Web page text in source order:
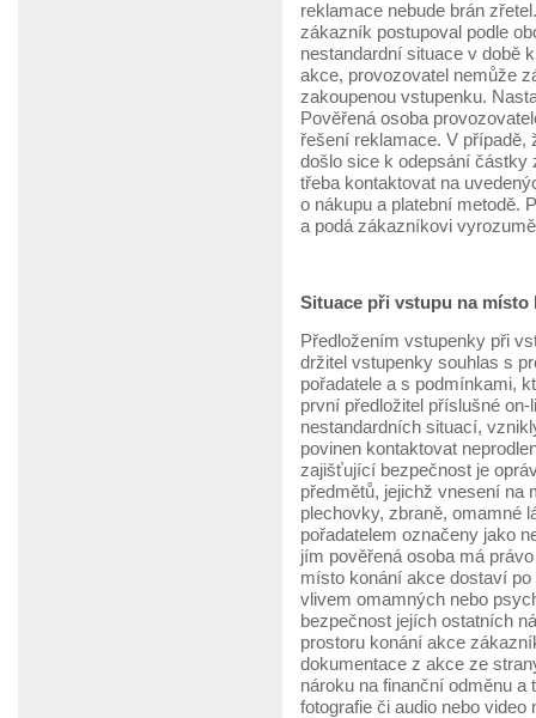
reklamace nebude brán
zákazník postupoval podle
nestandardní situace v době
akce, provozovatel nemůže
zakoupenou vstupenku.
Pověřená osoba
řešení reklamace. V případě,
došlo sice k odepsání částky
třeba kontaktovat na
o nákupu a platební metodě.
a podá zákazníkovi
Situace při vstupu na místo
Předložením vstupenky při
držitel vstupenky souhlas s
pořadatele a s podmínkami,
první předložitel příslušné
nestandardních situací,
povinen kontaktovat
zajišťující bezpečnost je
předmětů, jejichž vnesení na
plechovky, zbraně, omamné
pořadatelem označeny jako
jím pověřená osoba má
místo konání akce dostaví
vlivem omamných nebo
bezpečnost jejích ostatních
prostoru konání akce
dokumentace z akce ze
nároku na finanční odměnu
fotografie či audio nebo